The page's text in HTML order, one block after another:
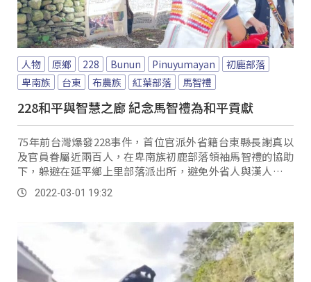
人物 原鄉 228 Bunun Pinuyumayan
初鹿部落
卑南族
台東 布農族 紅葉部落 馬智禮
228和平與智慧之廊 紀念馬智禮為和平貢獻
75年前台灣爆發228事件，首位官派外省籍台東縣長謝真以
及官員眷屬近兩百人，在卑南族初鹿部落領袖馬智禮的協助
下，躲避在延平鄉上里部落派出所，避免外省人與漢人之間
的衝突繼續擴散，讓台東免去一場殺戮之災，...。
2022-03-01 19:32